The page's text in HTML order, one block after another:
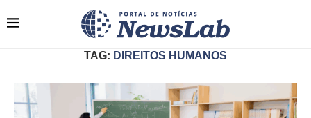
TAG: DIREITOS HUMANOS